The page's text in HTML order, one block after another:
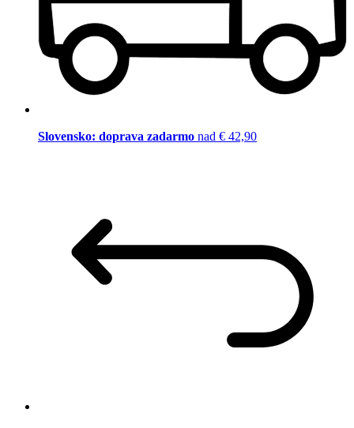
Slovensko: doprava zadarmo nad € 42,90